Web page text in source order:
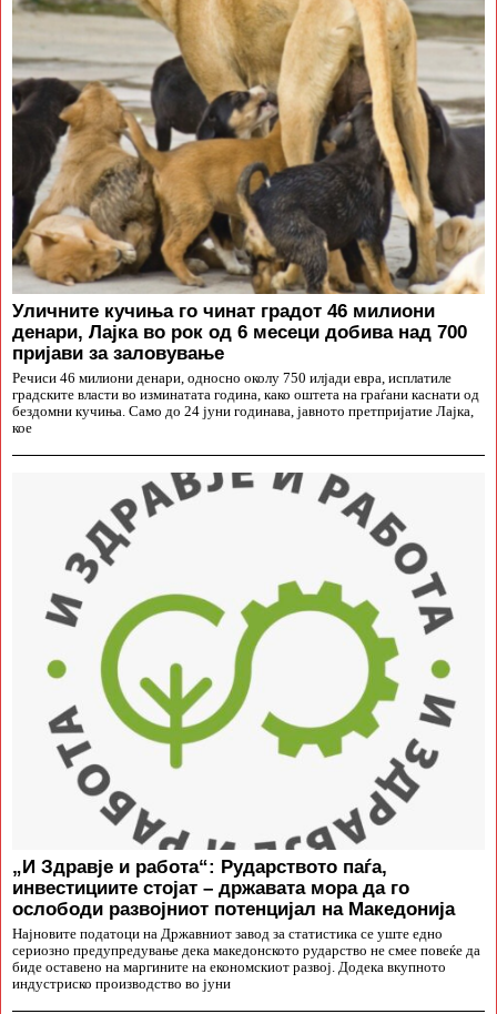
Уличните кучиња го чинат градот 46 милиони
денари, Лајка во рок од 6 месеци добива над 700
пријави за заловување
Речиси 46 милиони денари, односно околу 750 илјади евра, исплатиле
градските власти во изминатата година, како оштета на граѓани каснати од
бездомни кучиња. Само до 24 јуни годинава, јавното претпријатие Лајка,
кое
„И Здравје и работа“: Рударството паѓа,
инвестициите стојат – државата мора да го
ослободи развојниот потенцијал на Македонија
Најновите податоци на Државниот завод за статистика се уште едно
сериозно предупредување дека македонското рударство не смее повеќе да
биде оставено на маргините на економскиот развој. Додека вкупното
индустриско производство во јуни